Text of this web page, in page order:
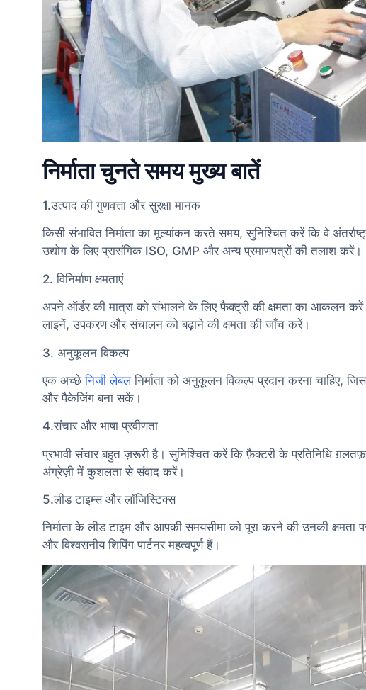
निर्माता चुनते समय मुख्य बातें
1.उत्पाद की गुणवत्ता और सुरक्षा मानक
किसी संभावित निर्माता का मूल्यांकन करते समय, सुनिश्चित करें कि वे
उद्योग के लिए प्रासंगिक ISO, GMP और अन्य प्रमाणपत्रों की तलाश करें।
2. विनिर्माण क्षमताएं
अपने ऑर्डर की मात्रा को संभालने के लिए फैक्ट्री की क्षमता का आकलन
लाइनें, उपकरण और संचालन को बढ़ाने की क्षमता की जाँच करें।
3. अनुकूलन विकल्प
एक अच्छेनिजी लेबलनिर्माता को अनुकूलन विकल्प प्रदान करना चाहिए,
और पैकेजिंग बना सकें।
4.संचार और भाषा प्रवीणता
प्रभावी संचार बहुत ज़रूरी है। सुनिश्चित करें कि फ़ैक्टरी के प्रतिनिधि
अंग्रेज़ी में कुशलता से संवाद करें।
5.लीड टाइम्स और लॉजिस्टिक्स
निर्माता के लीड टाइम और आपकी समयसीमा को पूरा करने की उनकी
और विश्वसनीय शिपिंग पार्टनर महत्वपूर्ण हैं।